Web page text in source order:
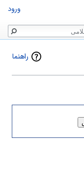
راهنما
ورود